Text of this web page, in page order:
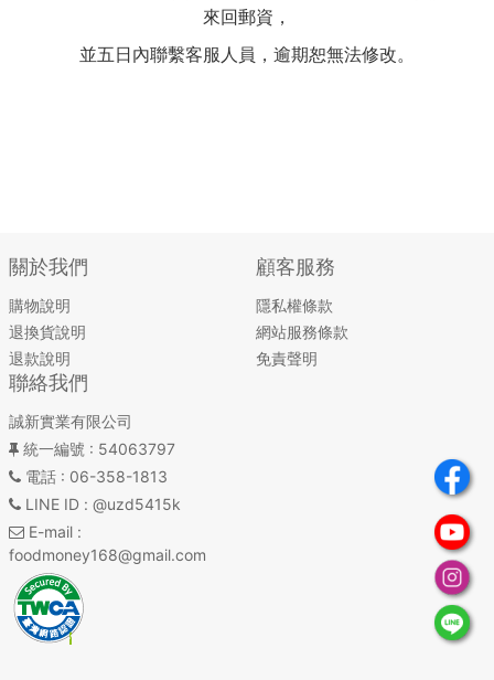
來回郵資，
並五日內聯繫客服人員，逾期恕無法修改。
關於我們
購物說明
退換貨說明
退款說明
顧客服務
隱私權條款
網站服務條款
免責聲明
聯絡我們
誠新實業有限公司
統一編號 : 54063797
電話: 06-358-1813
LINE ID : @uzd5415k
E-mail:
foodmoney168@gmail.com